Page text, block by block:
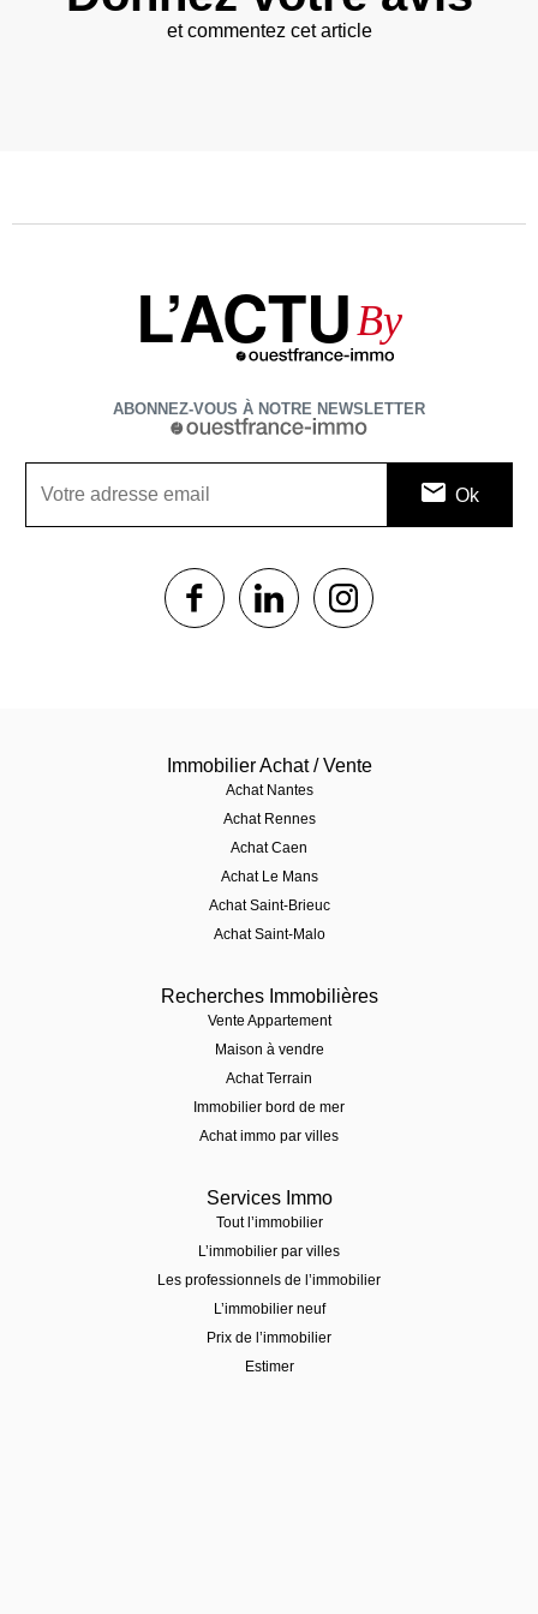
et commentez cet article
L’ACTUBy
ABONNEZ-VOUS À NOTRE NEWSLETTER
1$s 1$s
Immobilier Achat / Vente
Achat Nantes
Achat Rennes
Achat Caen
Achat Le Mans
Achat Saint-Brieuc
Achat Saint-Malo
Recherches Immobilières
Vente Appartement
Maison à vendre
Achat Terrain
Immobilier bord de mer
Achat immo par villes
Services Immo
Tout l’immobilier
L’immobilier par villes
Les professionnels de l’immobilier
L’immobilier neuf
Prix de l’immobilier
Estimer